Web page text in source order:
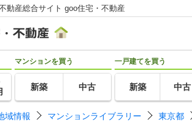
動産総合サイト goo住宅・不動産
マンションを買う
新築 中古
一戸建てを買う
新築 中古
域情報 マンションライブラリー 東京都